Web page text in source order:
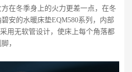
在冬季身上的火力更差一点，在冬
安的水暖床垫EQM580系列，内部
用无软管设计，使床上每个角落都
，